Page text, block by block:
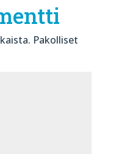
Pakolliset